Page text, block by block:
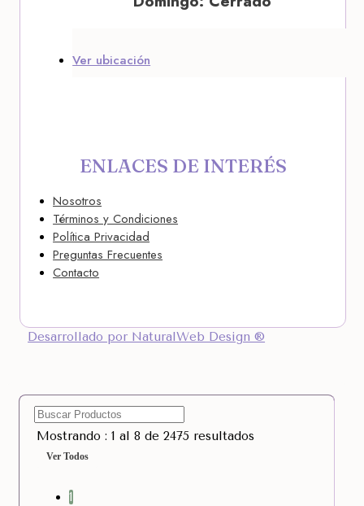
Ver ubicación
ENLACES DE INTERÉS
Nosotros
Términos y Condiciones
Política Privacidad
Preguntas Frecuentes
Contacto
Desarrollado por NaturalWeb Design ®
Mostrando : 1 al 8 de 2475 resultados
Ver Todos
1